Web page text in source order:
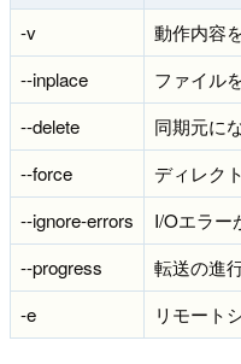
-v
動作内容
--inplace
ファイル
--delete
同期元に
--force
ディレク
--ignore-errors
I/Oエラー
--progress
転送の進
-e
リモート